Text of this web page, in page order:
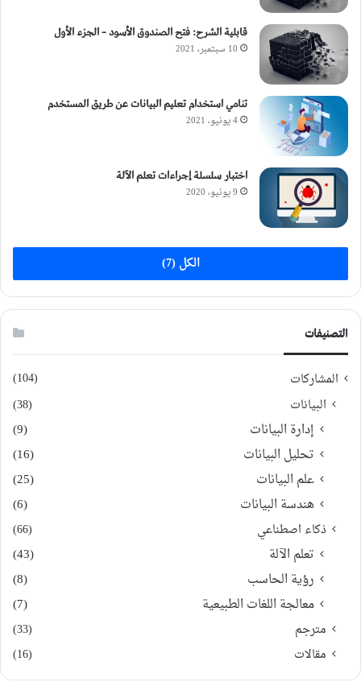
قابلية الشرح: فتح الصندوق الأسود – الجزء الأول
10 سبتمبر، 2021
تنامي استخدام تعليم البيانات عن طريق المستخدم
4 يونيو، 2021
اختبار سلسلة إجراءات تعلم الآلة
9 يونيو، 2020
الكل (7)
التصنيفات
المشاركات (104)
البيانات (38)
إدارة البيانات
(9)
تحليل البيانات
(16)
علم البيانات
(25)
هندسة البيانات
(6)
ذكاء اصطناعي (66)
تعلم الآلة
(43)
رؤية الحاسب
(8)
معالجة اللغات الطبيعية
(7)
مترجم
(33)
مقالات
(16)